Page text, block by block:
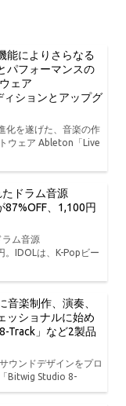
能によりさらなる
パフォーマンスの
ェア
ションとアップグ
化を遂げた、音楽の作
ウェア Ableton「Live
ドラム音源
87%OFF、1,100円
ラム音源
IDOLは、K-Popビー
楽制作、演奏、
ッショナルに始め
Track」など2製品
ウンドデザインをプロ
Bitwig Studio 8-